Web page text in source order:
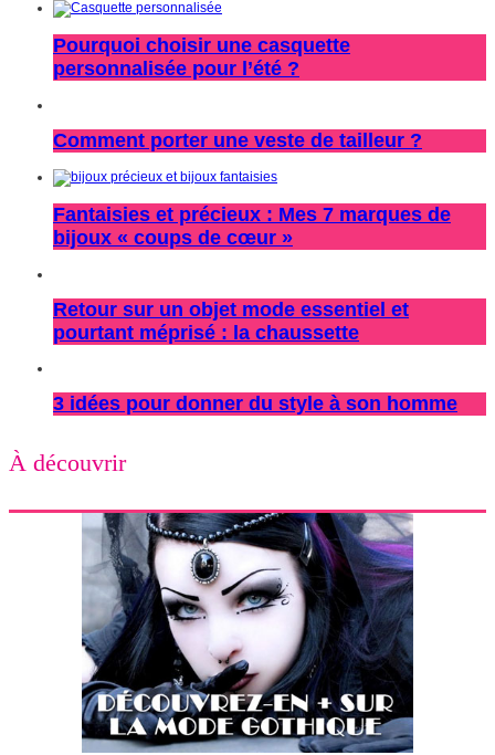
Pourquoi choisir une casquette
personnalisée pour l’été ?
Comment porter une veste de tailleur ?
Fantaisies et précieux : Mes 7 marques de
bijoux « coups de cœur »
Retour sur un objet mode essentiel et
pourtant méprisé : la chaussette
3 idées pour donner du style à son homme
À découvrir